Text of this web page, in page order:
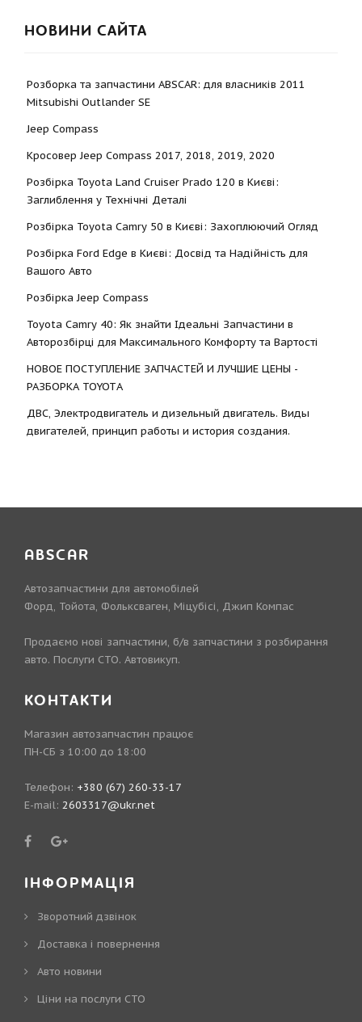
НОВИНИ САЙТА
Розборка та запчастини ABSCAR: для власників 2011
Mitsubishi Outlander SE
Jeep Compass
Кросовер Jeep Compass 2017, 2018, 2019, 2020
Розбірка Toyota Land Cruiser Prado 120 в Києві:
Заглиблення у Технічні Деталі
Розбірка Toyota Camry 50 в Києві: Захоплюючий Огляд
Розбірка Ford Edge в Києві: Досвід та Надійність для
Вашого Авто
Розбірка Jeep Compass
Toyota Camry 40: Як знайти Ідеальні Запчастини в
Авторозбірці для Максимального Комфорту та Вартості
НОВОЕ ПОСТУПЛЕНИЕ ЗАПЧАСТЕЙ И ЛУЧШИЕ ЦЕНЫ -
РАЗБОРКА TOYOTА
ДВС, Электродвигатель и дизельный двигатель. Виды
двигателей, принцип работы и история создания.
ABSCAR
Автозапчастини для автомобілей
Форд, Тойота, Фольксваген, Міцубісі, Джип Компас
Продаємо нові запчастини, б/в запчастини з розбирання
авто. Послуги СТО. Автовикуп.
КОНТАКТИ
Магазин автозапчастин працює
ПН-СБ з 10:00 до 18:00
Телефон: +380 (67) 260-33-17
E-mail: 2603317@ukr.net
ІНФОРМАЦІЯ
Зворотний дзвінок
Доставка і повернення
Авто новини
Ціни на послуги СТО